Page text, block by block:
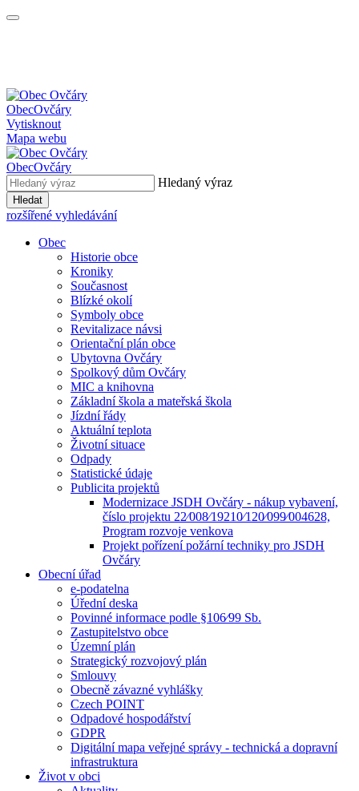
ObecOvčáry
Vytisknout
Mapa webu
ObecOvčáry
Hledaný výraz
Hledat
rozšířené vyhledávání
Obec
Historie obce
Kroniky
Současnost
Blízké okolí
Symboly obce
Revitalizace návsi
Orientační plán obce
Ubytovna Ovčáry
Spolkový dům Ovčáry
MIC a knihovna
Základní škola a mateřská škola
Jízdní řády
Aktuální teplota
Životní situace
Odpady
Statistické údaje
Publicita projektů
Modernizace JSDH Ovčáry - nákup vybavení,
číslo projektu 22⁄008⁄19210⁄120⁄099⁄004628,
Program rozvoje venkova
Projekt pořízení požární techniky pro JSDH
Ovčáry
Obecní úřad
e-podatelna
Úřední deska
Povinné informace podle §106⁄99 Sb.
Zastupitelstvo obce
Územní plán
Strategický rozvojový plán
Smlouvy
Obecně závazné vyhlášky
Czech POINT
Odpadové hospodářství
GDPR
Digitální mapa veřejné správy - technická a dopravní
infrastruktura
Život v obci